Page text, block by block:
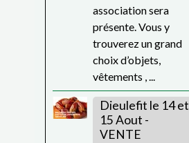
association sera
présente. Vous y
trouverez un grand
choix d’objets,
vêtements , ...
Dieulefit le 14 et
15 Aout -
VENTE